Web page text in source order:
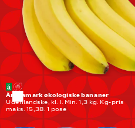
Änglamark økologiske bananer
Udenlandske, kl. I. Min. 1,3 kg. Kg-pris
maks. 15,38. 1 pose